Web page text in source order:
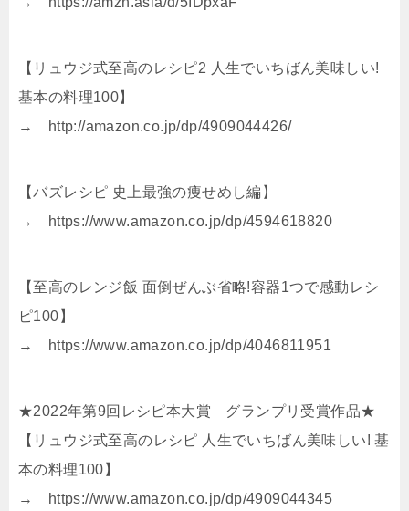
【リュウジ式至高のレシピ2 人生でいちばん美味しい!
基本の料理100】
→ http://amazon.co.jp/dp/4909044426/
【バズレシピ 史上最強の痩せめし編】
→ https://www.amazon.co.jp/dp/4594618820
【至高のレンジ飯 面倒ぜんぶ省略!容器1つで感動レシ
ピ100】
→ https://www.amazon.co.jp/dp/4046811951
★2022年第9回レシピ本大賞 グランプリ受賞作品★
【リュウジ式至高のレシピ 人生でいちばん美味しい! 基
本の料理100】
→ https://www.amazon.co.jp/dp/4909044345